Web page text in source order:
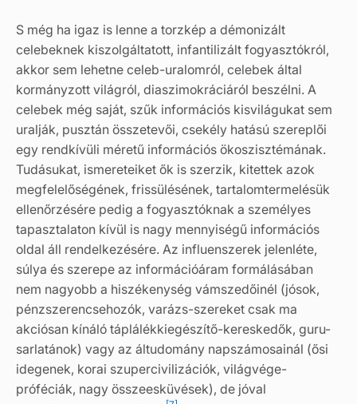
S még ha igaz is lenne a torzkép a démonizált
celebeknek kiszolgáltatott, infantilizált fogyasztókról,
akkor sem lehetne celeb-uralomról, celebek által
kormányzott világról, diaszimokráciáról beszélni. A
celebek még saját, szűk információs kisvilágukat sem
uralják, pusztán összetevői, csekély hatású szereplői
egy rendkívüli méretű információs ökoszisztémának.
Tudásukat, ismereteiket ők is szerzik, kitettek azok
megfelelőségének, frissülésének, tartalomtermelésük
ellenőrzésére pedig a fogyasztóknak a személyes
tapasztalaton kívül is nagy mennyiségű információs
oldal áll rendelkezésére. Az influenszerek jelenléte,
súlya és szerepe az információáram formálásában
nem nagyobb a hiszékenység vámszedőinél (jósok,
pénzszerencsehozók, varázs-szereket csak ma
akciósan kínáló táplálékkiegészítő-kereskedők, guru-
sarlatánok) vagy az áltudomány napszámosainál (ősi
idegenek, korai szupercivilizációk, világvége-
próféciák, nagy összeesküvések), de jóval